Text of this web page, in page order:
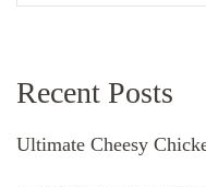
Recent Posts
Ultimate Cheesy